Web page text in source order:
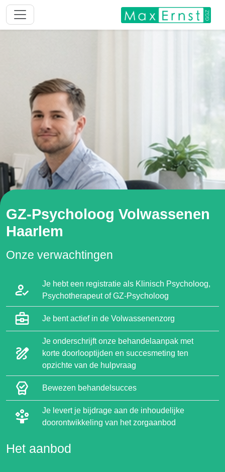
GZ-Psycholoog Volwassenen
Haarlem
Onze verwachtingen
Je hebt een registratie als Klinisch Psycholoog,
Psychotherapeut of GZ-Psycholoog
Je bent actief in de Volwassenenzorg
Je onderschrijft onze behandelaanpak met
korte doorlooptijden en succesmeting ten
opzichte van de hulpvraag
Bewezen behandelsucces
Je levert je bijdrage aan de inhoudelijke
doorontwikkeling van het zorgaanbod
Het aanbod